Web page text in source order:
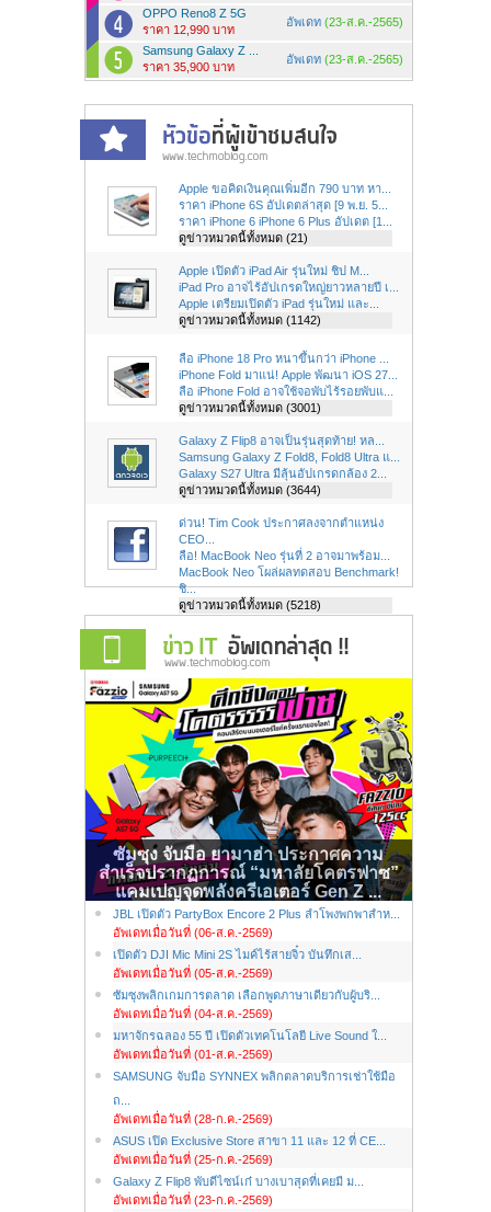
OPPO Reno8 Z 5G
ราคา 12,990 บาท
อัพเดท (23-ส.ค.-2565)
Samsung Galaxy Z ...
ราคา 35,900 บาท
อัพเดท (23-ส.ค.-2565)
Apple ขอคิดเงินคุณเพิ่มอีก 790 บาท หา...
ราคา iPhone 6S อัปเดตล่าสุด [9 พ.ย. 5...
ราคา iPhone 6 iPhone 6 Plus อัปเดต [1...
ดูข่าวหมวดนี้ทั้งหมด (21)
Apple เปิดตัว iPad Air รุ่นใหม่ ชิป M...
iPad Pro อาจไร้อัปเกรดใหญ่ยาวหลายปี เ...
Apple เตรียมเปิดตัว iPad รุ่นใหม่ และ...
ดูข่าวหมวดนี้ทั้งหมด (1142)
ลือ iPhone 18 Pro หนาขึ้นกว่า iPhone ...
iPhone Fold มาแน่! Apple พัฒนา iOS 27...
ลือ iPhone Fold อาจใช้จอพับไร้รอยพับแ...
ดูข่าวหมวดนี้ทั้งหมด (3001)
Galaxy Z Flip8 อาจเป็นรุ่นสุดท้าย! หล...
Samsung Galaxy Z Fold8, Fold8 Ultra แ...
Galaxy S27 Ultra มีลุ้นอัปเกรดกล้อง 2...
ดูข่าวหมวดนี้ทั้งหมด (3644)
ด่วน! Tim Cook ประกาศลงจากตำแหน่ง
CEO...
ลือ! MacBook Neo รุ่นที่ 2 อาจมาพร้อม...
MacBook Neo โผล่ผลทดสอบ Benchmark!
ชิ...
ดูข่าวหมวดนี้ทั้งหมด (5218)
ซัมซุง จับมือ ยามาฮ่า ประกาศความ
สำเร็จปรากฏการณ์ “มหาลัยโคตรฟาซ”
แคมเปญจุดพลังครีเอเตอร์ Gen Z ...
JBL เปิดตัว PartyBox Encore 2 Plus ลำโพงพกพาสำห...
อัพเดทเมื่อวันที่ (06-ส.ค.-2569)
เปิดตัว DJI Mic Mini 2S ไมค์ไร้สายจิ๋ว บันทึกเส...
อัพเดทเมื่อวันที่ (05-ส.ค.-2569)
ซัมซุงพลิกเกมการตลาด เลือกพูดภาษาเดียวกับผู้บริ...
อัพเดทเมื่อวันที่ (04-ส.ค.-2569)
มหาจักรฉลอง 55 ปี เปิดตัวเทคโนโลยี Live Sound ใ...
อัพเดทเมื่อวันที่ (01-ส.ค.-2569)
SAMSUNG จับมือ SYNNEX พลิกตลาดบริการเช่าใช้มือ
ถ...
อัพเดทเมื่อวันที่ (28-ก.ค.-2569)
ASUS เปิด Exclusive Store สาขา 11 และ 12 ที่ CE...
อัพเดทเมื่อวันที่ (25-ก.ค.-2569)
Galaxy Z Flip8 พับดีไซน์เก๋ บางเบาสุดที่เคยมี ม...
อัพเดทเมื่อวันที่ (23-ก.ค.-2569)